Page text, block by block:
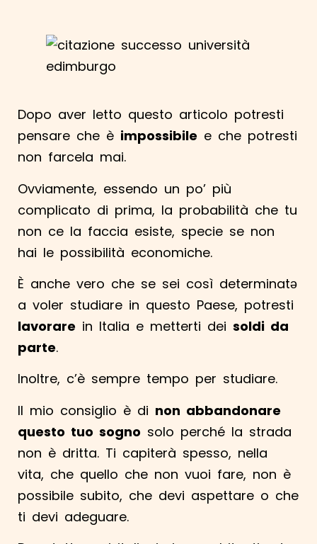
Dopo aver letto questo articolo potresti
pensare che è impossibile e che potresti
non farcela mai.
Ovviamente, essendo un po’ più
complicato di prima, la probabilità che tu
non ce la faccia esiste, specie se non
hai le possibilità economiche.
È anche vero che se sei così determinatə
a voler studiare in questo Paese, potresti
lavorare in Italia e metterti dei soldi da
parte.
Inoltre, c’è sempre tempo per studiare.
Il mio consiglio è di non abbandonare
questo tuo sogno solo perché la strada
non è dritta. Ti capiterà spesso, nella
vita, che quello che non vuoi fare, non è
possibile subito, che devi aspettare o che
ti devi adeguare.